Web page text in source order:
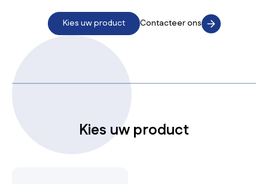
Kies uw product Contacteer ons
Kies uw product